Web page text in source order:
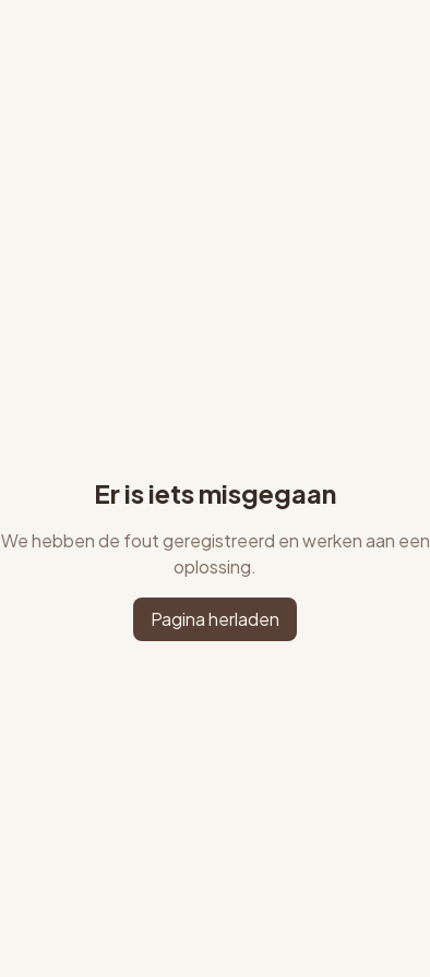
Er is iets misgegaan
We hebben de fout geregistreerd en werken aan een
oplossing.
Pagina herladen